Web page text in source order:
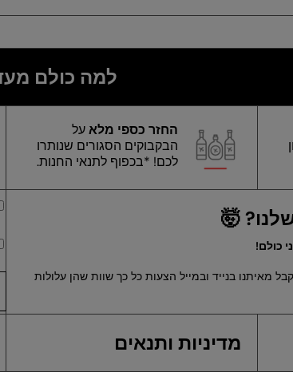
למה כולם
החזר כספי מלאעל
הבקבוקים הסגורים שנותרו
לכם! *בכפוף לתנאי החנות.
🤯
כולם!
מאיתנו בנייד ובמייל הצעות כל כך שוות שהן עלולות
מדיניות ותנאים